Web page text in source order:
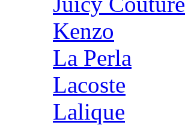
Kenzo
La Perla
Lacoste
Lalique